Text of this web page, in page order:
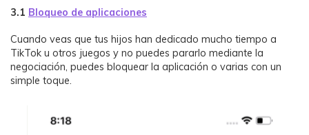
3.1 Bloqueo de aplicaciones
Cuando veas que tus hijos han dedicado mucho tiempo a
TikTok u otros juegos y no puedes pararlo mediante la
negociación, puedes bloquear la aplicación o varias con un
simple toque.